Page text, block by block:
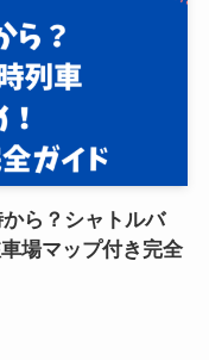
ら？シャトルバ
場マップ付き完全